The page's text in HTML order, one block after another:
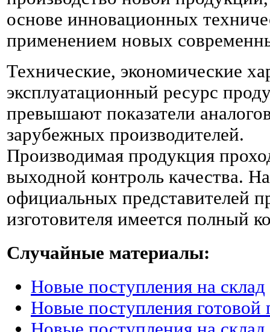
основе инновационных
применением новых
Технические, экономические
эксплуатационный ресурс
превышают показатели
зарубежных производителей.
Производимая продукция
выходной контроль качества.
официальных представителей
изготовителя имеется полный
Случайные материалы:
Новые поступления на склад
Новые поступления готовой